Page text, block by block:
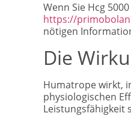
Wenn Sie Hcg
https://
nötigen
Die
Humatrope wirkt,
physiologischen
Leistungsfähigkeit